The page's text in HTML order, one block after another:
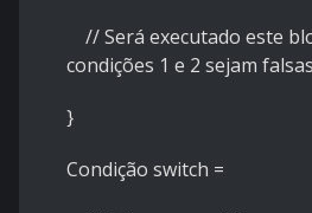
// Será executado este
condições 1 e 2 sejam falsas
}
Condição switch =